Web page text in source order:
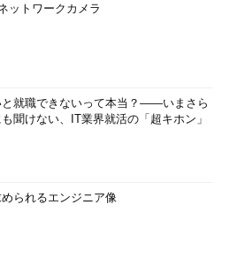
ットワークカメラ
と就職できないって本当？――いまさら
聞けない、IT業界就活の「超キホン」
られるエンジニア像